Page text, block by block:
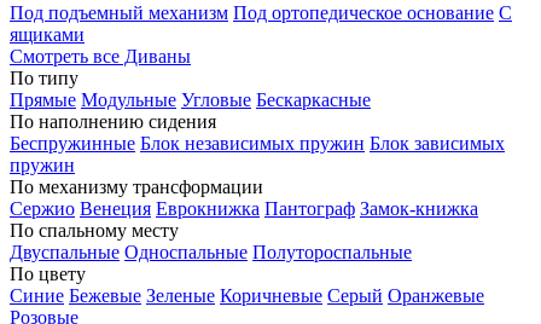
Под подъемный механизм Под ортопедическое основание С
ящиками
Смотреть все Диваны
По типу
Прямые Модульные Угловые Бескаркасные
По наполнению сидения
Беспружинные Блок независимых пружин Блок зависимых
пружин
По механизму трансформации
Сержио Венеция Еврокнижка Пантограф Замок-книжка
По спальному месту
Двуспальные Односпальные Полутороспальные
По цвету
Синие Бежевые Зеленые Коричневые Серый Оранжевые
Розовые